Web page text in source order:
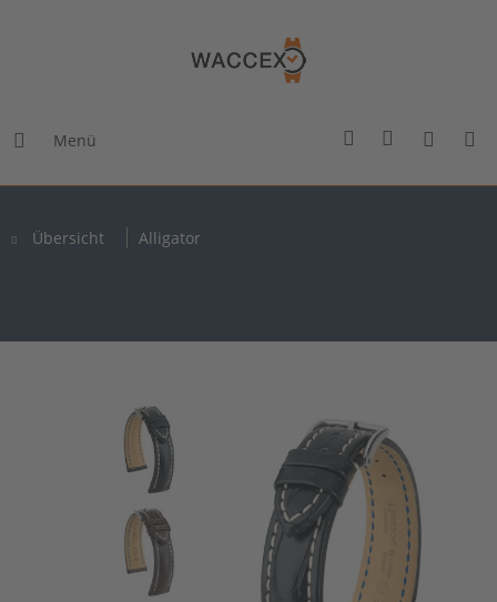
Menü
Übersicht Alligator